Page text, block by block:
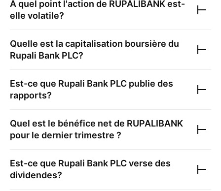
À quel point l'action de RUPALIBANKest-
elle volatile?
Quelle est la capitalisation boursière du
Rupali Bank PLC?
Est-ce que Rupali Bank PLC publie des
rapports?
Quel est le bénéfice net de RUPALIBANK
pour le dernier trimestre ?
Est-ce que Rupali Bank PLCverse des
dividendes?